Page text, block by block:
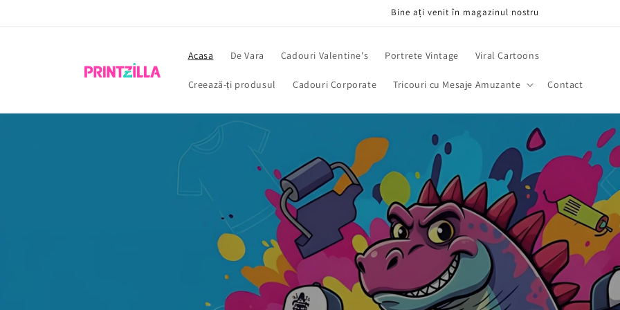
Bine ați venit în magazinul nostru
Acasa De Vara Cadouri Valentine's Portrete Vintage Viral Cartoons
Creează-ți produsul Cadouri Corporate Tricouri cu Mesaje Amuzante Contact